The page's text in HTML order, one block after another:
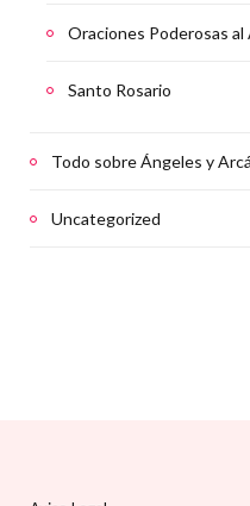
Oraciones Poderosas al
Santo Rosario
Todo sobre Ángeles y
Uncategorized